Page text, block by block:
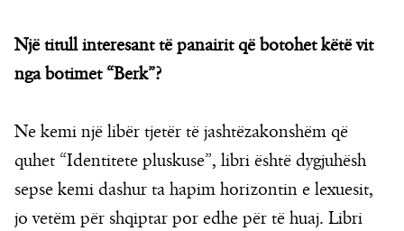
Një titull interesant të panairit që botohet këtë vit
nga botimet “Berk”?
Ne kemi një libër tjetër të jashtëzakonshëm që
quhet “Identitete pluskuse”, libri është dygjuhësh
sepse kemi dashur ta hapim horizontin e lexuesit,
jo vetëm për shqiptar por edhe për të huaj. Libri